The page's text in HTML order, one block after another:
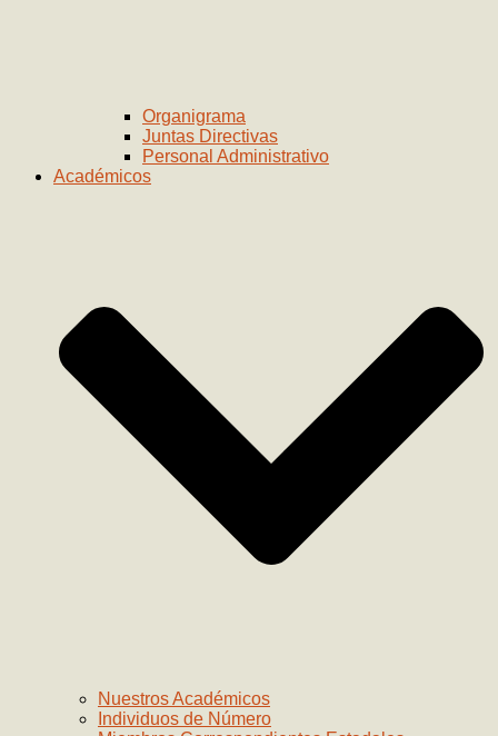
Organigrama
Juntas Directivas
Personal Administrativo
Académicos
Nuestros Académicos
Individuos de Número